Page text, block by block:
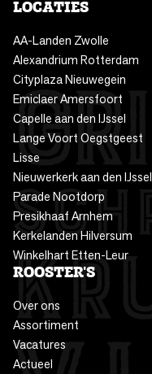
LOCATIES
AA-Landen Zwolle
Alexandrium Rotterdam
Cityplaza Nieuwegein
Emiclaer Amersfoort
Capelle aan den IJssel
Lange Voort Oegstgeest
Lisse
Nieuwerkerk aan den IJssel
Parade Nootdorp
Presikhaaf Arnhem
Kerkelanden Hilversum
Winkelhart Etten-Leur
ROOSTER'S
Over ons
Assortiment
Vacatures
Actueel